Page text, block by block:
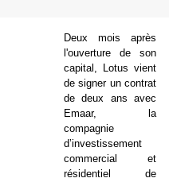
Deux mois après
l'ouverture de son
capital, Lotus vient
de signer un contrat
de deux ans avec
Emaar, la
compagnie
d’investissement
commercial et
résidentiel de